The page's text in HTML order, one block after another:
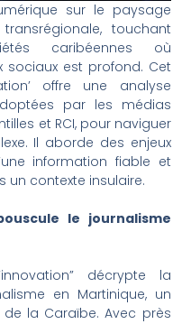
sur le paysage
touchant
caribéennes où
sociaux est profond. Cet
offre une analyse
par les médias
et RCI, pour naviguer
Il aborde des enjeux
information fiable et
un contexte insulaire.
le journalisme
décrypte la
en Martinique, un
la Caraïbe. Avec près